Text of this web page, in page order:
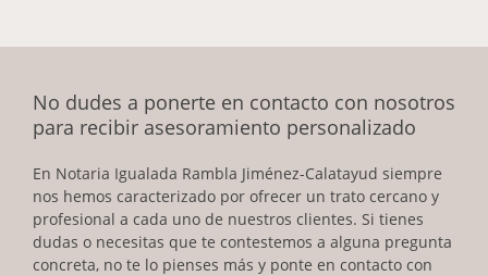
No dudes a ponerte en contacto con nosotros
para recibir asesoramiento personalizado
En Notaria Igualada Rambla Jiménez-Calatayud siempre
nos hemos caracterizado por ofrecer un trato cercano y
profesional a cada uno de nuestros clientes. Si tienes
dudas o necesitas que te contestemos a alguna pregunta
concreta, no te lo pienses más y ponte en contacto con